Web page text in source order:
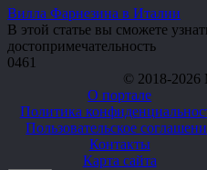
Вилла Фарнезина в Италии
В этой статье вы сможете
достопримечательность
0461
© 2018-2026
О портале
Политика
Пользовательское
Контакты
Карта сайта